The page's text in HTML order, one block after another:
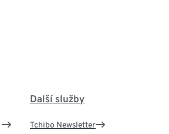
Další služby
Tchibo Newsletter